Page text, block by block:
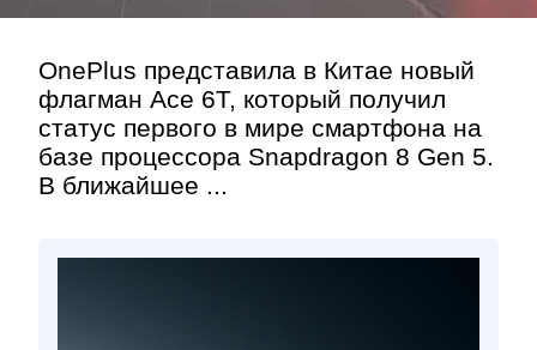
OnePlus представила в Китае новый
флагман Ace 6T, который получил
статус первого в мире смартфона на
базе процессора Snapdragon 8 Gen 5.
В ближайшее ...
Контакт»